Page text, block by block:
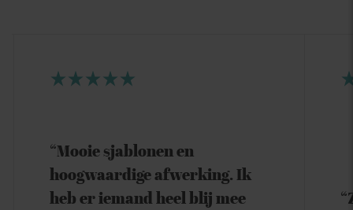
“Mooie sjablonen en
hoogwaardige afwerking. Ik
heb er iemand heel blij mee